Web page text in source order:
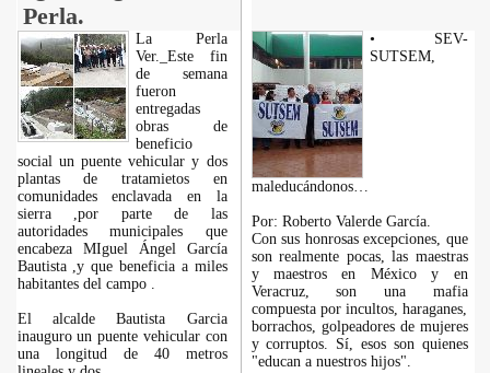
Perla.
La Perla
Ver._Este fin
de semana
fueron
entregadas
obras de
beneficio
social un puente vehicular y dos
plantas de tratamietos en
comunidades enclavada en la
sierra ,por parte de las
autoridades municipales que
encabeza MIguel Ángel García
Bautista ,y que beneficia a miles
habitantes del campo .
El alcalde Bautista Garcia
inauguro un puente vehicular con
una longitud de 40 metros
• SEV-
SUTSEM,
maleducándonos…
Por: Roberto Valerde García.
Con sus honrosas excepciones, que
son realmente pocas, las maestras
y maestros en México y en
Veracruz, son una mafia
compuesta por incultos, haraganes,
borrachos, golpeadores de mujeres
y corruptos. Sí, esos son quienes
"educan a nuestros hijos".